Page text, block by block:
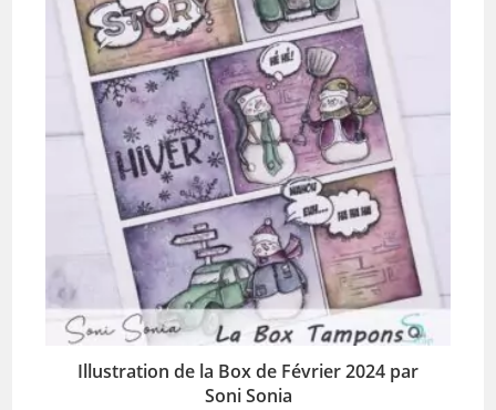
Illustration de la Box de Février 2024 par
Soni Sonia